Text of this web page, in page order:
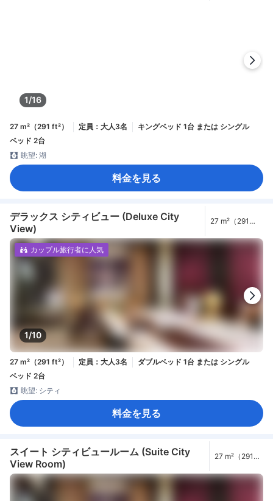
1/16
27 m²（291 ft²） 定員：大人3名
キングベッド 1台 または シングル
ベッド 2台
眺望: 湖
料金を見る
デラックス シティビュー (Deluxe City
View)
27 m²（291
1/10
カップル旅行者に人気
27 m²（291 ft²） 定員：大人3名
ダブルベッド 1台 または シングル
ベッド 2台
眺望: シティ
料金を見る
スイート シティビュールーム (Suite City
View Room)
27 m²（291